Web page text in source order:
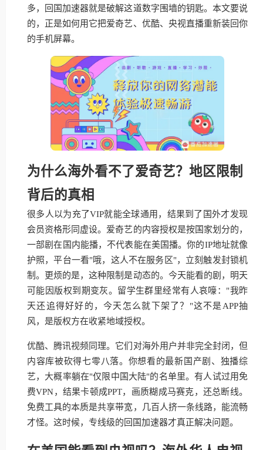
多，回国加速器就是破解这道数字围墙的钥匙。本文要说
的，正是如何用它把爱奇艺、优酷、央视直播重新装回你
的手机屏幕。
为什么海外看不了爱奇艺？地区限制
背后的真相
很多人以为充了VIP就能全球通用，结果到了国外才发现
会员资格形同虚设。爱奇艺的内容授权是按国家划分的，
一部剧在国内能播，不代表能在美国播。你的IP地址就像
护照，平台一看"哦，这人不在服务区"，立刻触发封锁机
制。更烦的是，这种限制是动态的。今天能看的剧，明天
可能因版权到期变灰。留学生群里经常有人哀嚎："我昨
天还追得好好的，今天怎么就下架了？"这不是APP抽
风，是版权方在收紧地域授权。
优酷、腾讯视频同理。它们对海外用户并非完全封闭，但
内容库被砍得七零八落。你想看的最新国产剧、独播综
艺，大概率躺在"仅限中国大陆"的名单里。有人试过用免
费VPN，结果卡顿成PPT，画质糊成马赛克，还总断线。
免费工具的本质是共享带宽，几百人挤一条线路，能流畅
才怪。这时候，专线级的回国加速器才真正解决问题。